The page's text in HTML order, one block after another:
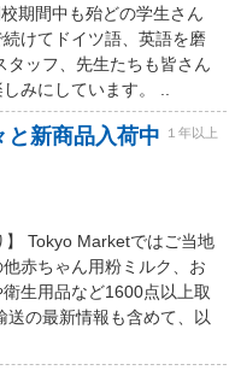
期間中も殆どの学生さん
けてドイツ語、英語を磨
タッフ、先生たちも皆さん
みにしています。 ..
と新商品入荷中
１年以上
】 Tokyo Marketではご当地
赤ちゃん用粉ミルク、お
生用品など1600点以上取
送の最新情報も含めて、以